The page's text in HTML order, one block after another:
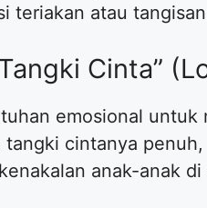
teriakan atau
Cinta”
emosional
cintanya
anak-anak di